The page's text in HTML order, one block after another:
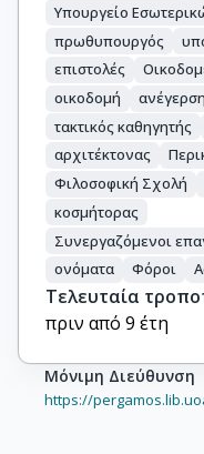
Υπουργείο
πρωθυπουργός
επιστολές
οικοδομή
ανέγερση
τακτικός καθηγητής
αρχιτέκτονας
Φιλοσοφική Σχολή
κοσμήτορας
Συνεργαζόμενοι
ονόματα
Φόροι
Τελευταία
πριν από 9 έτη
Μόνιμη Διεύθυνση
https://